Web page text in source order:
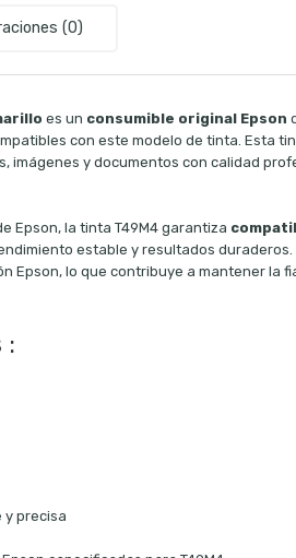
(0)
es un consumible original Epson
con este modelo de tinta. Esta
imágenes y documentos con calidad
Epson, la tinta T49M4 garantiza
estable y resultados
Epson, lo que contribuye a mantener la
:
y precisa